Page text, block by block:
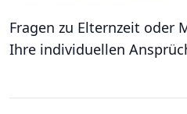
Fragen zu Elternzeit oder
Ihre individuellen